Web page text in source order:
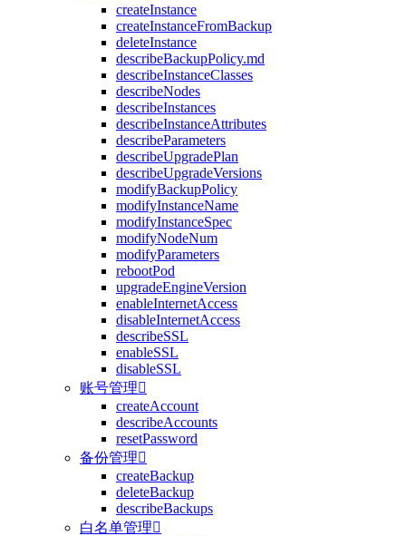
createInstance
createInstanceFromBackup
deleteInstance
describeBackupPolicy.md
describeInstanceClasses
describeNodes
describeInstances
describeInstanceAttributes
describeParameters
describeUpgradePlan
describeUpgradeVersions
modifyBackupPolicy
modifyInstanceName
modifyInstanceSpec
modifyNodeNum
modifyParameters
rebootPod
upgradeEngineVersion
enableInternetAccess
disableInternetAccess
describeSSL
enableSSL
disableSSL
账号管理
createAccount
describeAccounts
resetPassword
备份管理
createBackup
deleteBackup
describeBackups
白名单管理